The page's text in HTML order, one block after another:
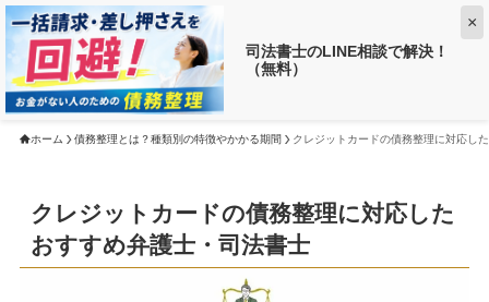
司法書士のLINE相談で解決！
（無料）
×
【返済がお得に!?】 借金がいくら減るか調べる ➡
ホーム 債務整理とは？種類別の特徴やかかる期間 クレジットカードの債務整理に対応し
クレジットカードの債務整理に対応した
おすすめ弁護士・司法書士